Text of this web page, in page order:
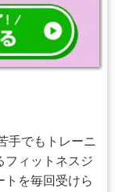
手でもトレーニ
フィットネスジ
トを毎回受けら